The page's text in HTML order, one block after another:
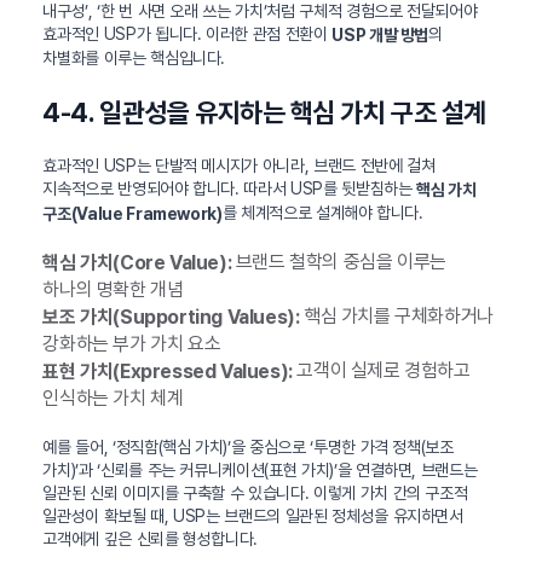
내구성’, ‘한 번 사면 오래 쓰는 가치’처럼 구체적 경험으로 전달되어야
효과적인 USP가 됩니다. 이러한 관점 전환이 USP 개발 방법의
차별화를 이루는 핵심입니다.
4-4. 일관성을 유지하는 핵심 가치 구조 설계
효과적인 USP는 단발적 메시지가 아니라, 브랜드 전반에 걸쳐
지속적으로 반영되어야 합니다. 따라서 USP를 뒷받침하는핵심 가치
구조(Value Framework)를 체계적으로 설계해야 합니다.
핵심 가치(Core Value):브랜드 철학의 중심을 이루는
하나의 명확한 개념
보조 가치(Supporting Values):핵심 가치를 구체화하거나
강화하는 부가 가치 요소
표현 가치(Expressed Values):고객이 실제로 경험하고
인식하는 가치 체계
예를 들어, ‘정직함(핵심 가치)’을 중심으로 ‘투명한 가격 정책(보조
가치)’과 ‘신뢰를 주는 커뮤니케이션(표현 가치)’을 연결하면, 브랜드는
일관된 신뢰 이미지를 구축할 수 있습니다. 이렇게 가치 간의 구조적
일관성이 확보될 때, USP는 브랜드의 일관된 정체성을 유지하면서
고객에게 깊은 신뢰를 형성합니다.